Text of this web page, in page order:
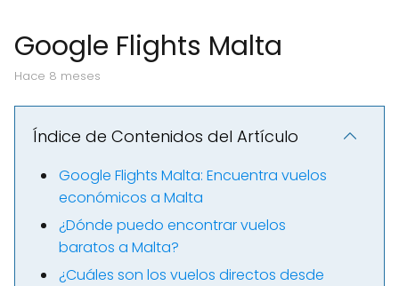
Google Flights Malta
hace 8 meses
Índice de Contenidos del Artículo
Google Flights Malta: Encuentra vuelos
económicos a Malta
¿Dónde puedo encontrar vuelos
baratos a Malta?
¿Cuáles son los vuelos directos desde